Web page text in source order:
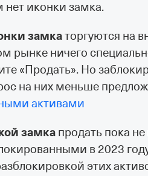
нет иконки замка.
замкаторгуются на
рынке ничего
«Продать». Но
на них меньше
активами
замка продать пока
в 2023
этих